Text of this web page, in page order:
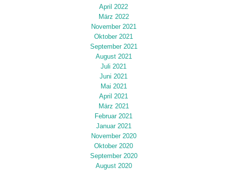
April 2022
März 2022
November 2021
Oktober 2021
September 2021
August 2021
Juli 2021
Juni 2021
Mai 2021
April 2021
März 2021
Februar 2021
Januar 2021
November 2020
Oktober 2020
September 2020
August 2020